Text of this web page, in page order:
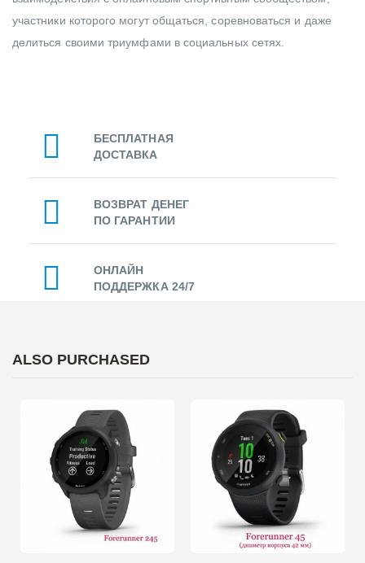
участники которого могут общаться, соревноваться и даже
делиться своими триумфами в социальных сетях.
БЕСПЛАТНАЯ
ДОСТАВКА
ВОЗВРАТ ДЕНЕГ
ПО ГАРАНТИИ
ОНЛАЙН
ПОДДЕРЖКА 24/7
ALSO PURCHASED